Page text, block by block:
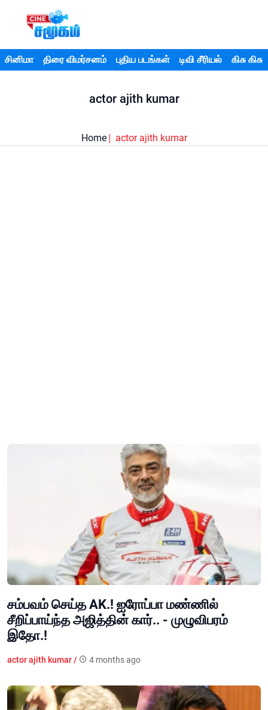
சினிமா திரை விமர்சனம் புதிய படங்கள் டிவி சீரியல் கிசு கிசு
actor ajith kumar
Home actor ajith kumar
சம்பவம் செய்த AK.! ஐரோப்பா மண்ணில்
சீறிப்பாய்ந்த அஜித்தின் கார்.. - முழுவிபரம்
இதோ.!
actor ajith kumar / 4 months ago